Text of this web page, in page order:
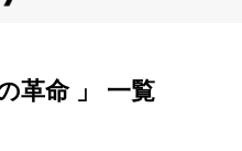
革命 」 一覧